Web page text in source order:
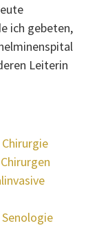
ich gebeten,
Leiterin
mich